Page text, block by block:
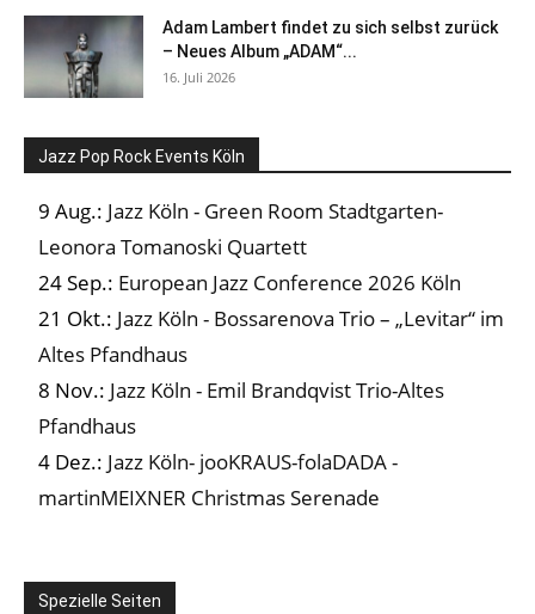
Adam Lambert findet zu sich selbst zurück
– Neues Album „ADAM“...
16. Juli 2026
Jazz Pop Rock Events Köln
9 Aug.: Jazz Köln - Green Room Stadtgarten-
Leonora Tomanoski Quartett
24 Sep.: European Jazz Conference 2026 Köln
21 Okt.: Jazz Köln - Bossarenova Trio – „Levitar“ im
Altes Pfandhaus
8 Nov.: Jazz Köln - Emil Brandqvist Trio-Altes
Pfandhaus
4 Dez.: Jazz Köln- jooKRAUS-folaDADA -
martinMEIXNER Christmas Serenade
Spezielle Seiten